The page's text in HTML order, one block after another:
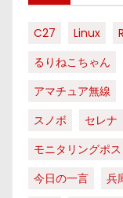
C27 Linux
るりねこちゃん
アマチュア無線
スノボ
セレナ
モニタリングポス
今日の一言
兵